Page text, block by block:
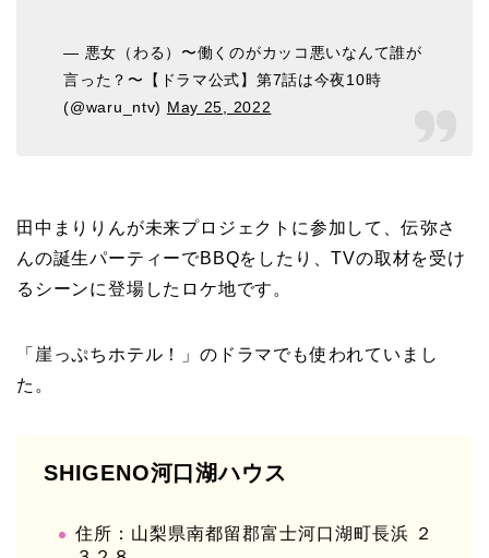
— 悪女（わる）〜働くのがカッコ悪いなんて誰が
言った？〜【ドラマ公式】第7話は今夜10時
(@waru_ntv) May 25, 2022
田中まりりんが未来プロジェクトに参加して、伝弥さ
んの誕生パーティーでBBQをしたり、TVの取材を受け
るシーンに登場したロケ地です。
「崖っぷちホテル！」のドラマでも使われていまし
た。
SHIGENO河口湖ハウス
住所：山梨県南都留郡富士河口湖町長浜 ２